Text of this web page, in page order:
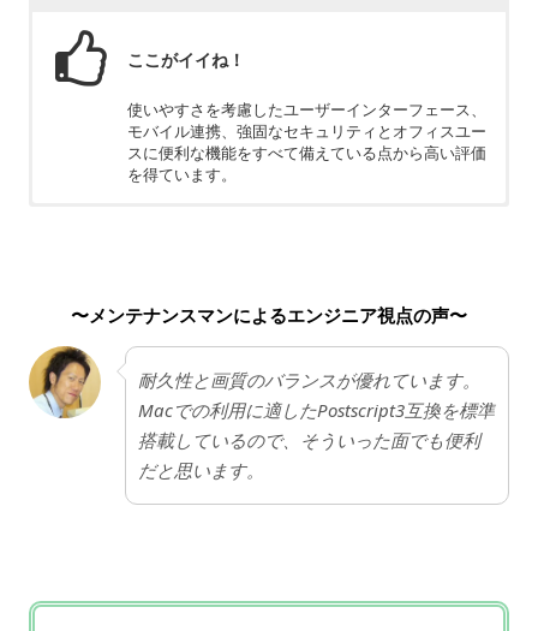
ここがイイね！
使いやすさを考慮したユーザーインターフェース、
モバイル連携、強固なセキュリティとオフィスユー
スに便利な機能をすべて備えている点から高い評価
を得ています。
できる拠点がやや少ない。
〜メンテナンスマンによるエンジニア視点の声〜
耐久性と画質のバランスが優れています。
Macでの利用に適したPostscript3互換を標準
搭載しているので、そういった面でも便利
だと思います。